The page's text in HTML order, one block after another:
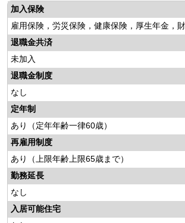
加入保険
雇用保険，労災保険，健康保険，厚生年金，
退職金共済
未加入
退職金制度
なし
定年制
あり
（定年年齢一律60歳）
再雇用制度
あり
（上限年齢上限65歳まで）
勤務延長
なし
入居可能住宅